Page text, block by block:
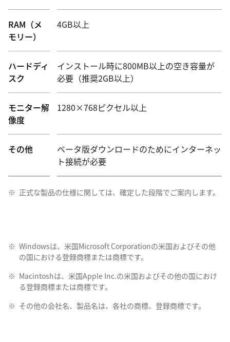
RAM（メ
モリー）
4GB以上
ハードディ
スク
インストール時に800MB以上の空き容量が
必要（推奨2GB以上）
モニター解
像度
1280×768ピクセル以上
その他
ベータ版ダウンロードのためにインターネッ
ト接続が必要
※ 正式な製品の仕様に関しては、確定した段階でご案内します。
※ Windowsは、米国Microsoft Corporationの米国およびその他
の国における登録商標または商標です。
※ Macintoshは、米国Apple Inc.の米国およびその他の国におけ
る登録商標または商標です。
※ その他の会社名、製品名は、各社の商標、登録商標です。